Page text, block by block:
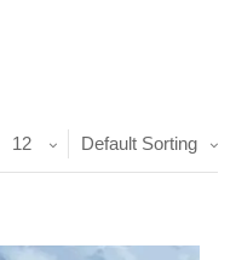
Default Sorting
12